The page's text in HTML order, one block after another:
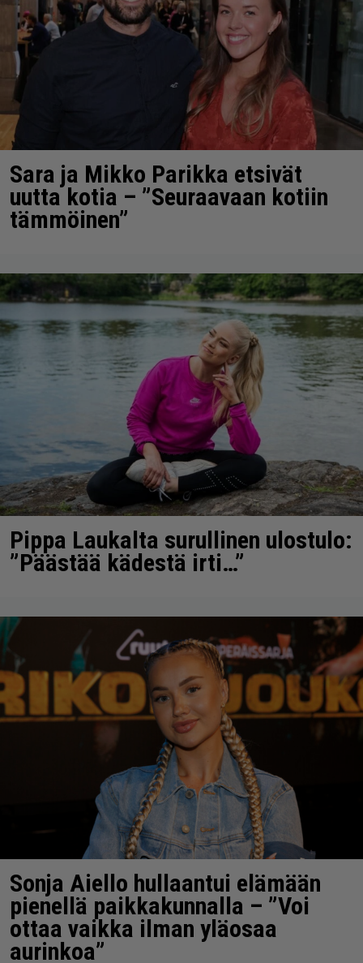
Sara ja Mikko Parikka etsivät
uutta kotia – ”Seuraavaan kotiin
tämmöinen”
Pippa Laukalta surullinen ulostulo:
”Päästää kädestä irti…”
Sonja Aiello hullaantui elämään
pienellä paikkakunnalla – ”Voi
ottaa vaikka ilman yläosaa
aurinkoa”